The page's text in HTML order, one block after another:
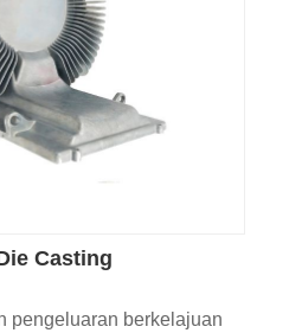
Casting
pengeluaran berkelajuan